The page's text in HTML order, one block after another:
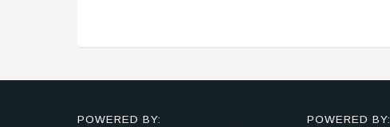
POWERED BY: POWERED BY: